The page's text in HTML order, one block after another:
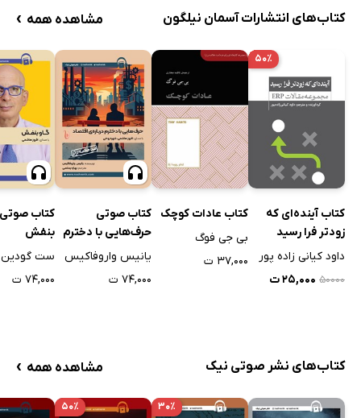
کتاب‌های انتشارات آسمان نیلگون مشاهده همه ›
۵۰٪
کتاب آینده‌ای که
زودتر فرا رسید
داود کیانی زاده پور
۵۰۰۰۰ ۲۵,۰۰۰ ت
کتاب عادات کوچک
بی جی فوگ
۳۷,۰۰۰ ت
کتاب صوتی
حرف‌هایی با دخترم
درباره‌ی اقتصاد
یانیس واروفاکیس
۷۴,۰۰۰ ت
کتاب صوتی
بنفش
ست گودین
۷۴,۰۰۰ ت
کتاب‌های نشر صوتی نیک مشاهده همه ›
۳۰٪ ۵۰٪